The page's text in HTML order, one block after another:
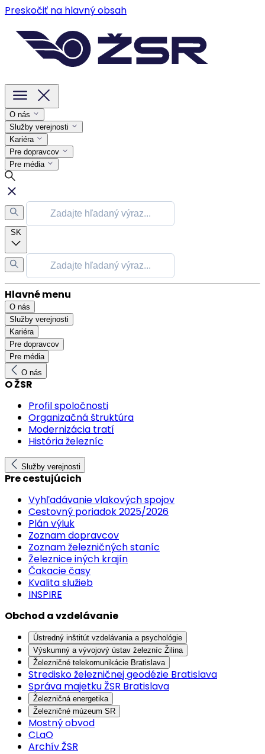
Preskočiť na hlavný obsah
O nás
Služby verejnosti
Kariéra
Pre dopravcov
Pre média
SK
Hlavné menu
O nás
Služby verejnosti
Kariéra
Pre dopravcov
Pre média
O nás
O ŽSR
Profil spoločnosti
Organizačná štruktúra
Modernizácia tratí
História železníc
Služby verejnosti
Pre cestujúcich
Vyhľadávanie vlakových spojov
Cestovný poriadok 2025/2026
Plán výluk
Zoznam dopravcov
Zoznam železničných staníc
Železnice iných krajín
Čakacie časy
Kvalita služieb
INSPIRE
Obchod a vzdelávanie
Ústredný inštitút vzdelávania a psychológie
Výskumný a vývojový ústav železníc Žilina
Železničné telekomunikácie Bratislava
Stredisko železničnej geodézie Bratislava
Správa majetku ŽSR Bratislava
Železničná energetika
Železničné múzeum SR
Mostný obvod
CLaO
Archív ŽSR